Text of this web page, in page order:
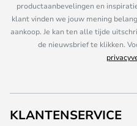
productaanbevelingen en
klant vinden we jouw mening
aankoop. Je kan ten alle tijde
de nieuwsbrief te klikken.
KLANTENSERVICE